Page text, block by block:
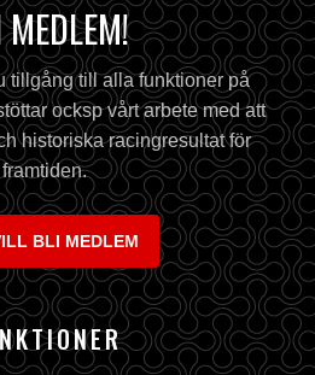
tillgång till alla funktioner på
ocksp vårt arbete med att
historiska racingresultat för
framtiden.
BLI MEDLEM